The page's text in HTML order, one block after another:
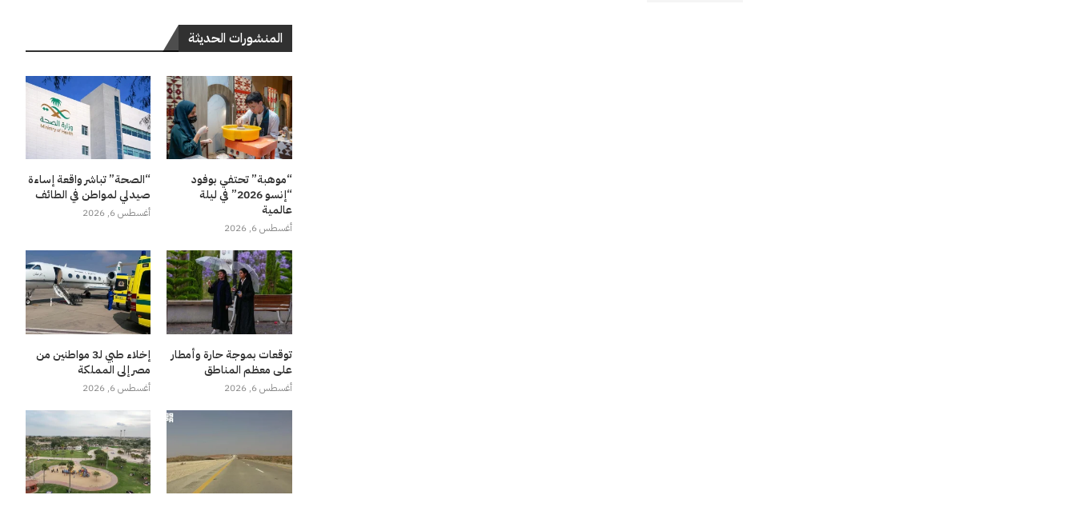
المنشورات الحديثة
“موهبة” تحتفي بوفود
“إنسو 2026” في ليلة
عالمية
أغسطس 6, 2026
“الصحة” تباشر واقعة إساءة
صيدلي لمواطن في الطائف
أغسطس 6, 2026
توقعات بموجة حارة وأمطار
على معظم المناطق
أغسطس 6, 2026
إخلاء طبي لـ3 مواطنين من
مصر إلى المملكة
أغسطس 6, 2026